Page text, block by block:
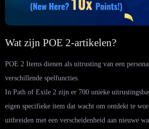
Wat zijn POE 2-artikelen?
POE 2 Items dienen als uitrusting van een
verschillende spelfuncties.
In Path of Exile 2 zijn er 700 unieke
eigen specifieke item dat wacht om ontdekt te
uitbreiden met een verscheidenheid aan nieuwe